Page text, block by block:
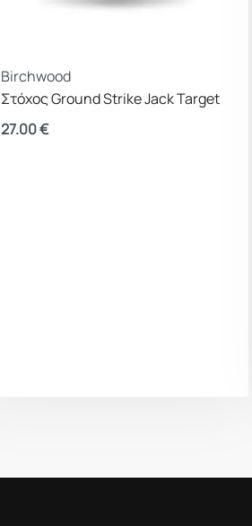
Birchwood
Στόχος Ground Strike Jack Target
27.00€